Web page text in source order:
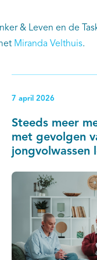
& Leven en de
Miranda Velthuis.
7 april 2026
Steeds meer
met gevolgen
jongvolwassen